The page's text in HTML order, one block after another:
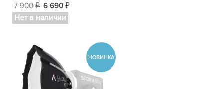
7 900₽ 6 690 ₽
Нет в наличии